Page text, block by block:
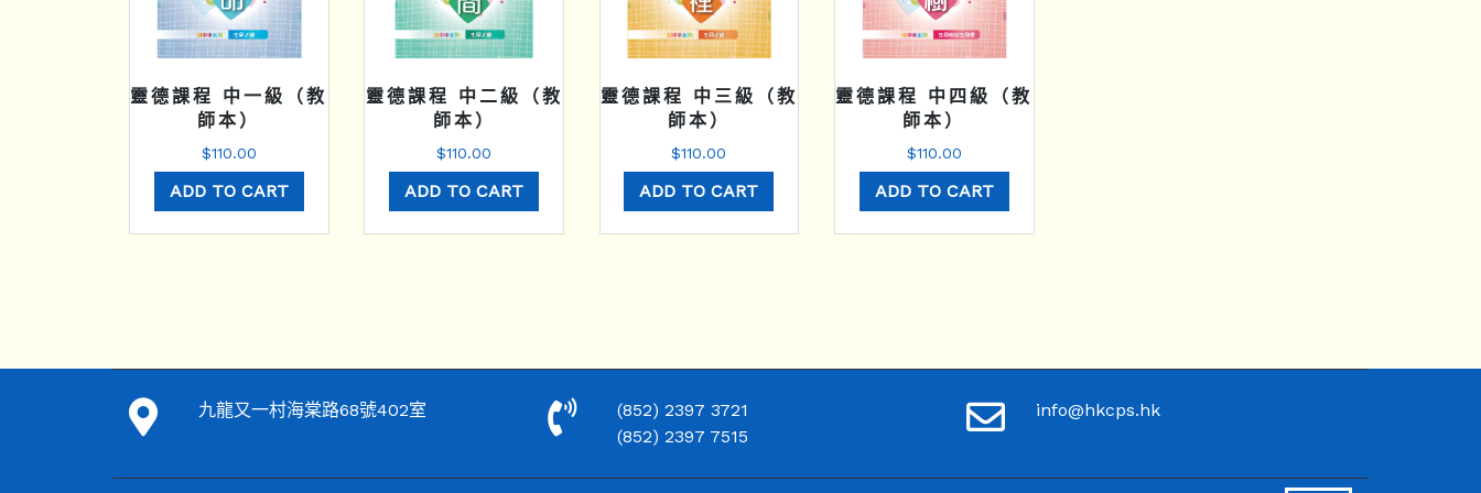
靈德課程 中一級（教
師本）
$110.00
ADD TO CART
靈德課程 中二級（教
師本）
$110.00
ADD TO CART
靈德課程 中三級（教
師本）
$110.00
ADD TO CART
靈德課程 中四級（教
師本）
$110.00
ADD TO CART
九龍又一村海棠路68號402室
(852) 2397 3721
(852) 2397 7515
info@hkcps.hk